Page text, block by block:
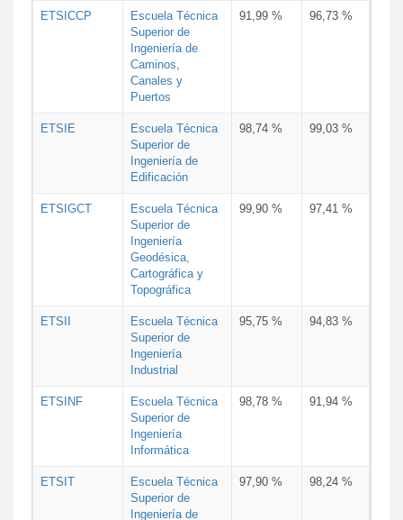
ETSICCP
Escuela Técnica
Superior de
Ingeniería de
Caminos,
Canales y
Puertos
91,99 % 96,73 %
ETSIE
Escuela Técnica
Superior de
Ingeniería de
Edificación
98,74 % 99,03 %
ETSIGCT
Escuela Técnica
Superior de
Ingeniería
Geodésica,
Cartográfica y
Topográfica
99,90 % 97,41 %
ETSII
Escuela Técnica
Superior de
Ingeniería
Industrial
95,75 % 94,83 %
ETSINF
Escuela Técnica
Superior de
Ingeniería
Informática
98,78 % 91,94 %
ETSIT
Escuela Técnica
Superior de
Ingeniería de
97,90 % 98,24 %